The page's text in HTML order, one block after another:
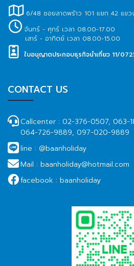
6/48 ซอยลาดพร้าว 101 แยก 42 แขว
จันทร์ - ศุกร์ เวลา 08.00-17.00
เสาร์ - อาทิตย์ เวลา 08.00-15.00
ใบอนุญาตประกอบธุรกิจนำเที่ยว 11/
CONTACT US
Callcenter : 02-376-0507, 063-
064-726-9889, 097-020-9889
line : @baanholiday
Mail : baanholiday@hotmail.com
facebook : baanholiday